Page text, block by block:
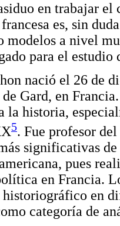
en trabajar
es, sin
modelos a nivel
para el estudio
nació el 26 de
Gard, en
la historia,
5. Fue profesor
significativas
pues
en Francia.
en
categoría de